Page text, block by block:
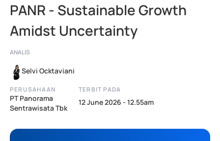
PANR - Sustainable Growth
Amidst Uncertainty
ANALIS
Selvi Ocktaviani
PERUSAHAAN
PT Panorama
Sentrawisata Tbk
TERBIT PADA
12 June 2026 - 12.55am